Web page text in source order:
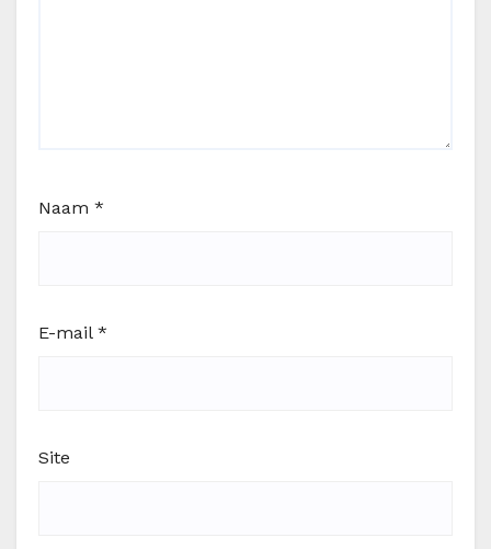
Naam *
E-mail *
Site